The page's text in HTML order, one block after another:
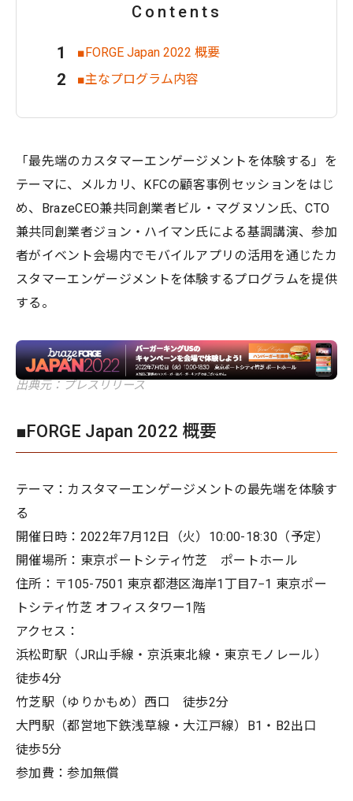
Contents
■FORGE Japan 2022 概要
■主なプログラム内容
「最先端のカスタマーエンゲージメントを体験する」を
テーマに、メルカリ、KFCの顧客事例セッションをはじ
め、BrazeCEO兼共同創業者ビル・マグヌソン氏、CTO
兼共同創業者ジョン・ハイマン氏による基調講演、参加
者がイベント会場内でモバイルアプリの活用を通じたカ
スタマーエンゲージメントを体験するプログラムを提供
する。
出典元：プレスリリース
■FORGE Japan 2022 概要
テーマ：カスタマーエンゲージメントの最先端を体験す
る
開催日時：2022年7月12日（火）10:00-18:30（予定）
開催場所：東京ポートシティ竹芝 ポートホール
住所：〒105-7501 東京都港区海岸1丁目7−1 東京ポー
トシティ竹芝 オフィスタワー1階
アクセス：
浜松町駅（JR山手線・京浜東北線・東京モノレール）
徒歩4分
竹芝駅（ゆりかもめ）西口 徒歩2分
大門駅（都営地下鉄浅草線・大江戸線）B1・B2出口
徒歩5分
参加費：参加無償